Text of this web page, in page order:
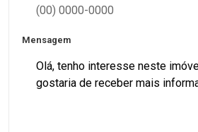
Mensagem